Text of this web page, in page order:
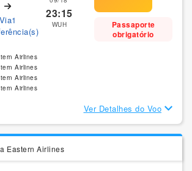
Via1
23:15
WUH
Passaporte
obrigatório
Airlines
Airlines
Airlines
Airlines
Ver Detalhes do Voo
Eastern Airlines